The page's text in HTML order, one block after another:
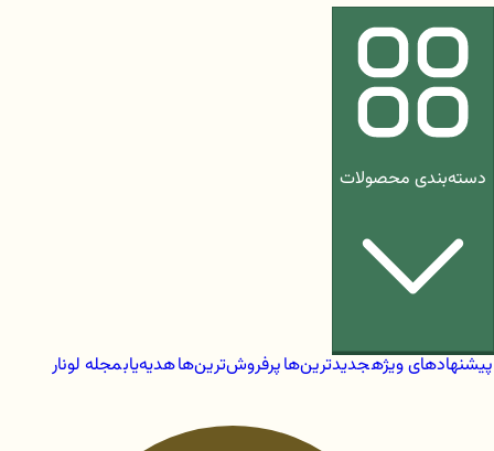
دسته‌بندی محصولات
پیشنهادهای ویژهجدیدترین‌هاپرفروش‌ترین‌هاهدیه‌یابمجله لونار